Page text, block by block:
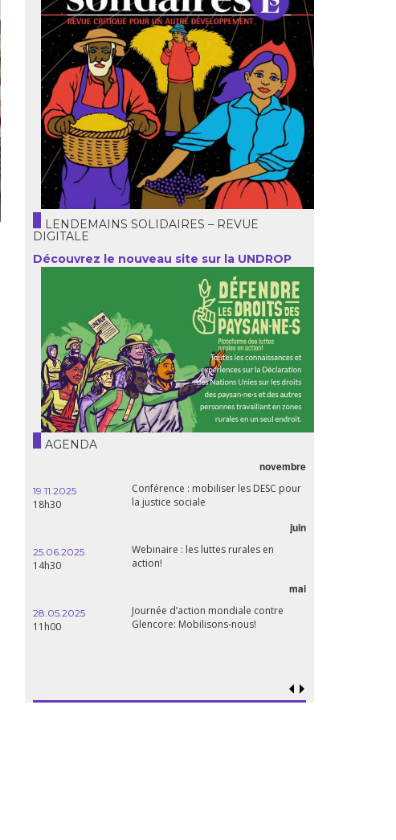
LENDEMAINS SOLIDAIRES – REVUE
DIGITALE
Découvrez le nouveau site sur la UNDROP
AGENDA
novembre
19.11.2025
18h30
Conférence : mobiliser les DESC pour
la justice sociale
juin
25.06.2025
14h30
Webinaire : les luttes rurales en
action!
mai
28.05.2025
11h00
Journée d’action mondiale contre
Glencore: Mobilisons-nous!